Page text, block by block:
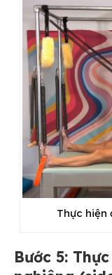
Thực hiện
Bước 5: